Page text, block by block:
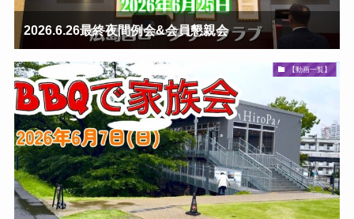
2026.6.26最終夜間例会&会員懇親会
【動画一覧】